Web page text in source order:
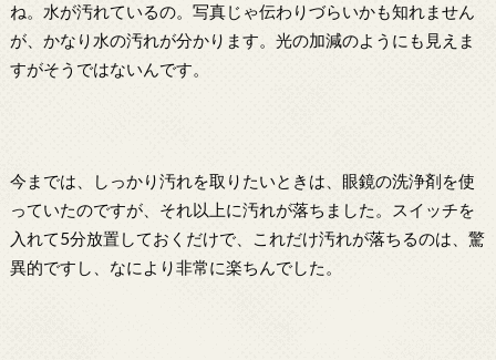
ね。水が汚れているの。写真じゃ伝わりづらいかも知れません
が、かなり水の汚れが分かります。光の加減のようにも見えま
すがそうではないんです。
今までは、しっかり汚れを取りたいときは、眼鏡の洗浄剤を使
っていたのですが、それ以上に汚れが落ちました。スイッチを
入れて5分放置しておくだけで、これだけ汚れが落ちるのは、驚
異的ですし、なにより非常に楽ちんでした。